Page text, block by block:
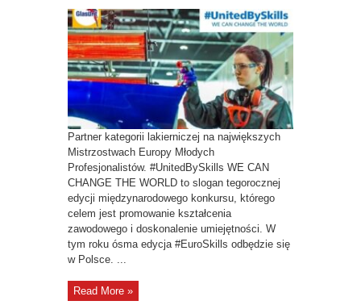
Brązowym
Partnerem
#EuroSkills
2023!
Partner kategorii lakierniczej na największych
Mistrzostwach Europy Młodych
Profesjonalistów. #UnitedBySkills WE CAN
CHANGE THE WORLD to slogan tegorocznej
edycji międzynarodowego konkursu, którego
celem jest promowanie kształcenia
zawodowego i doskonalenie umiejętności. W
tym roku ósma edycja #EuroSkills odbędzie się
w Polsce. ...
Read More »